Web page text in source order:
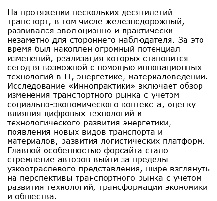
На протяжении нескольких десятилетий
транспорт, в том числе железнодорожный,
развивался эволюционно и практически
незаметно для стороннего наблюдателя. За это
время был накоплен огромный потенциал
изменений, реализация которых становится
сегодня возможной с помощью инновационных
технологий в IT, энергетике, материаловедении.
Исследование «Иннопрактики» включает обзор
изменения транспортного рынка с учетом
социально-экономического контекста, оценку
влияния цифровых технологий и
технологического развития энергетики,
появления новых видов транспорта и
материалов, развития логистических платформ.
Главной особенностью форсайта стало
стремление авторов выйти за пределы
узкоотраслевого представления, шире взглянуть
на перспективы транспортного рынка с учетом
развития технологий, трансформации экономики
и общества.